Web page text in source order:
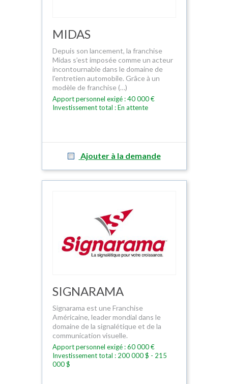
MIDAS
Depuis son lancement, la franchise
Midas s’est imposée comme un acteur
incontournable dans le domaine de
l'entretien automobile. Grâce à un
modèle de franchise (…)
Apport personnel exigé : 40 000 €
Investissement total : En attente
Ajouter à la demande
SIGNARAMA
Signarama est une Franchise
Américaine, leader mondial dans le
domaine de la signalétique et de la
communication visuelle.
Apport personnel exigé : 60 000 €
Investissement total : 200 000 $ - 215
000 $